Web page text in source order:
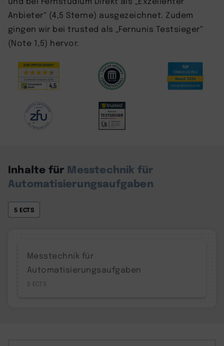
Anbieter“ (4,5 Sterne) ausgezeichnet. Zudem
gingen wir bei trusted als „Fernunis Testsieger“
(Note 1,5) hervor.
Inhalte für Messtechnik für
Automatisierungsaufgaben
5 ECTS
Messtechnik für
Automatisierungsaufgaben
5